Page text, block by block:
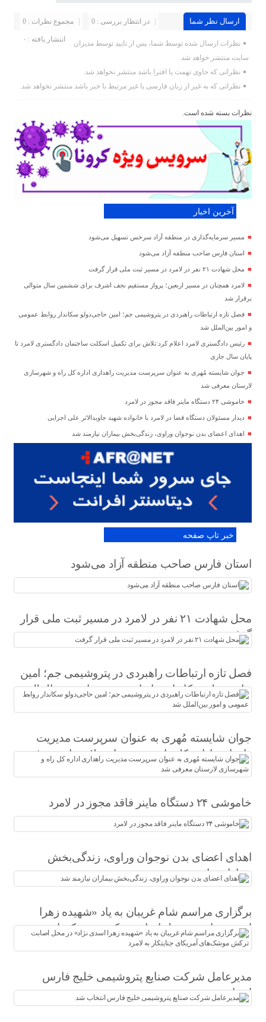
ارسال نظر شما مجموع نظرات : 0 در انتظار بررسی : 0
انتشار یافته : ۰
نظرات ارسال شده توسط شما، پس از تایید توسط مدیران
سایت منتشر خواهد شد.
نظراتی که حاوی تهمت یا افترا باشد منتشر نخواهد شد.
نظراتی که به غیر از زبان فارسی یا غیر مرتبط با خبر باشد منتشر نخواهد شد.
نظرات بسته شده است.
آخرین اخبار
مسیر سرمایه‌گذاری در منطقه آزاد سرخس تسهیل می‌شود
استان فارس صاحب منطقه آزاد می‌شود
محل شهادت ۲۱ نفر در لامرد در مسیر ثبت ملی قرار گرفت
لامرد همچنان در مسیر اربعین؛ پرواز مستقیم نجف اشرف برای ششمین سال متوالی
برقرار شد
فصل تازه ارتباطات راهبردی در پتروشیمی جم؛ امین حاجی‌دولو سکاندار روابط عمومی
و امور بین‌الملل شد
رئیس دادگستری لامرد اعلام کرد:تلاش برای تکمیل اسکلت ساختمان دادگستری لامرد تا
پایان سال جاری
جوان شایسته مُهری به عنوان سرپرست مدیریت راهداری اداره کل راه و شهرسازی
لارستان معرفی شد
خاموشی ۲۴ دستگاه ماینر فاقد مجوز در لامرد
دیدار مسئولان دستگاه قضا در لامرد با خانواده شهید جاویدالاثر علی اجرایی
اهدای اعضای بدن نوجوان وراوی، زندگی‌بخش بیماران نیازمند شد
خبر تاپ صفحه
استان فارس صاحب منطقه آزاد می‌شود
محل شهادت ۲۱ نفر در لامرد در مسیر ثبت ملی قرار
گرفت
فصل تازه ارتباطات راهبردی در پتروشیمی جم؛ امین
حاجی‌دولو سکاندار روابط عمومی و امور بین‌الملل
شد
جوان شایسته مُهری به عنوان سرپرست مدیریت
راهداری اداره کل راه و شهرسازی لارستان معرفی
شد
خاموشی ۲۴ دستگاه ماینر فاقد مجوز در لامرد
اهدای اعضای بدن نوجوان وراوی، زندگی‌بخش
بیماران نیازمند شد
برگزاری مراسم شام غریبان به یاد «شهیده زهرا
اسدی نژاد» در محل اصابت ترکش موشک‌های
آمریکای جنایتکار به لامرد
مدیرعامل شرکت صنایع پتروشیمی خلیج فارس
انتخاب شد